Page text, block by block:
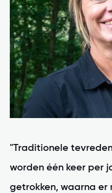
"Traditionele
worden één keer per
getrokken, waarna er